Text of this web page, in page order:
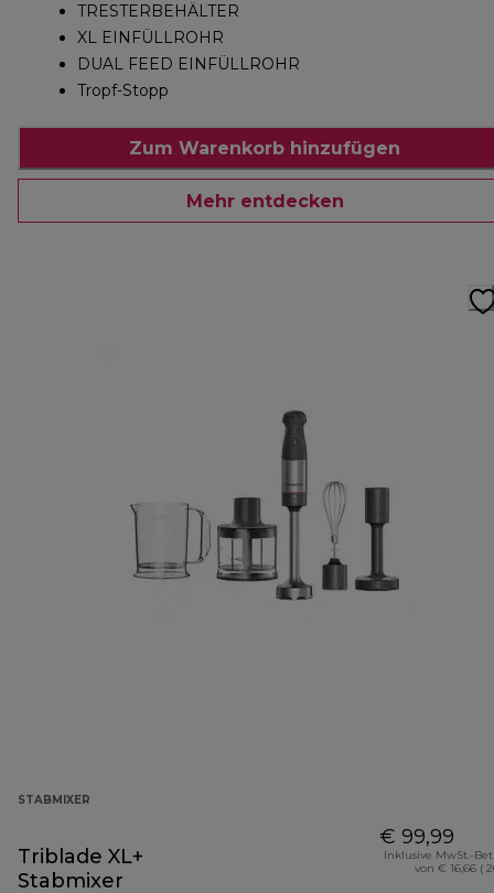
TRESTERBEHÄLTER
XL EINFÜLLROHR
DUAL FEED EINFÜLLROHR
Tropf-Stopp
Zum Warenkorb hinzufügen
Mehr entdecken
STABMIXER
Triblade XL+
Stabmixer
€ 99,99
Inklusive MwSt.-
von € 16,66 (